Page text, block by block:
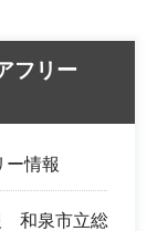
フリー
ー情報
和泉市立総